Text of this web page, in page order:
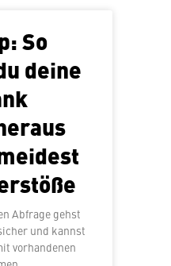
So
deine
Abfrage gehst
und kannst
vor­han­de­nen